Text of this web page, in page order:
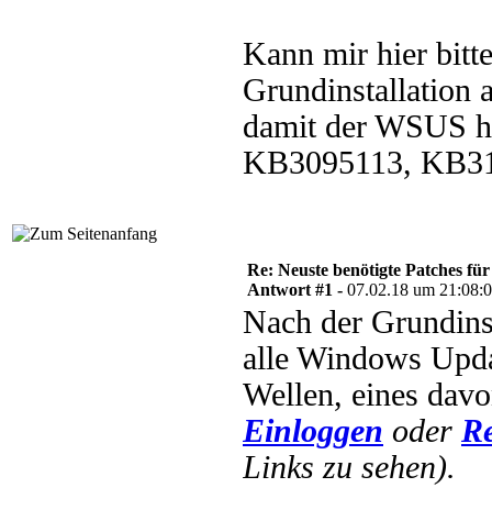
Kann mir hier
Grundinstallation
damit der WSUS
KB3095113,
Re: Neuste benötigte Patches
Antwort #1 - 07.02.18 um
Nach der
alle Windows
Wellen, eines
Einloggen oder
Links zu sehen).